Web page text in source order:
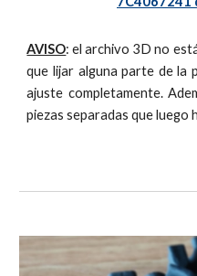
AVISO: el archivo 3D no
que lijar alguna parte de la
ajuste completamente.
piezas separadas que luego